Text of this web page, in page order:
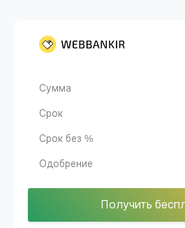
Сумма
Срок
Срок без %
Одобрение
Получить